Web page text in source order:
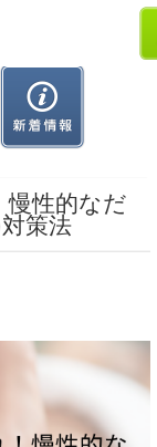
慢性的なだ
策法